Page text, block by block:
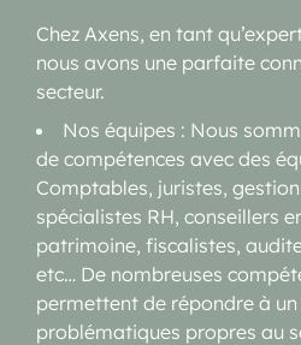
Chez Axens, en tant
nous avons une parfaite
secteur.
Nos équipes : Nous
de compétences avec des
Comptables, juristes,
spécialistes RH, conseillers
patrimoine, fiscalistes,
etc… De nombreuses
permettent de répondre à
problématiques propres au